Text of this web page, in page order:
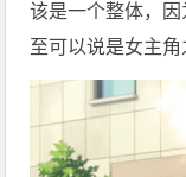
该是一个整体，
至可以说是女主角